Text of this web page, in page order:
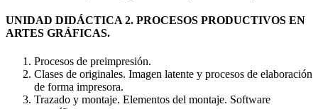
UNIDAD DIDÁCTICA 2. PROCESOS PRODUCTIVOS EN
ARTES GRÁFICAS.
Procesos de preimpresión.
Clases de originales. Imagen latente y procesos de elaboración
de forma impresora.
Trazado y montaje. Elementos del montaje. Software